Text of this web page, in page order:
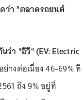
ว่า "ตลาดรถยนต์
า "อีวี" (EV: Electric
างต่อเนื่อง 46-69% ที
ถึง 9% อยู่ที่